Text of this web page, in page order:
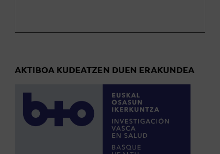
AKTIBOA KUDEATZEN DUEN ERAKUNDEA